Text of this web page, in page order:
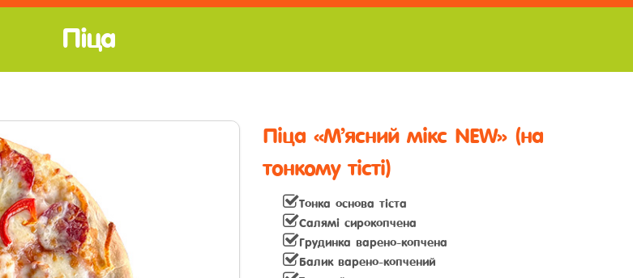
Піца
Піца «М’ясний мікс NEW» (на
тонкому тісті)
Тонка основа тіста
Салямі сирокопчена
Грудинка варено-копчена
Балик варено-копчений